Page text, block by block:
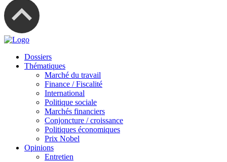
Dossiers
Thématiques
Marché du travail
Finance / Fiscalité
International
Politique sociale
Marchés financiers
Conjoncture / croissance
Politiques économiques
Prix Nobel
Opinions
Entretien